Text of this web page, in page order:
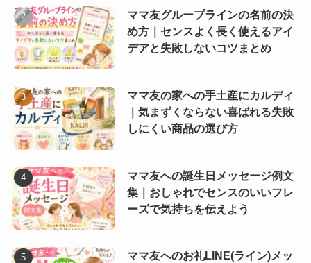
ママ友グループラインの名前の決
め方｜センスよく長く使えるアイ
デアと失敗しないコツまとめ
ママ友の家への手土産にカルディ
｜気まずくならない喜ばれる失敗
しにくい商品の選び方
ママ友への誕生日メッセージ例文
集｜おしゃれでセンスのいいフレ
ーズで気持ちを伝えよう
ママ友へのお礼LINE(ライン)メッ